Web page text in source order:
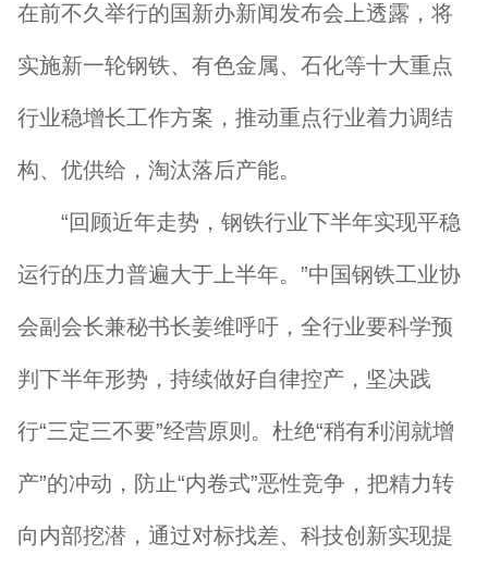
在前不久举行的国新办新闻发布会上透露，将
实施新一轮钢铁、有色金属、石化等十大重点
行业稳增长工作方案，推动重点行业着力调结
构、优供给，淘汰落后产能。
“回顾近年走势，钢铁行业下半年实现平稳
运行的压力普遍大于上半年。”中国钢铁工业协
会副会长兼秘书长姜维呼吁，全行业要科学预
判下半年形势，持续做好自律控产，坚决践
行“三定三不要”经营原则。杜绝“稍有利润就增
产”的冲动，防止“内卷式”恶性竞争，把精力转
向内部挖潜，通过对标找差、科技创新实现提